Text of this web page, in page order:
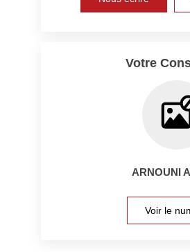
Votre
ARNOUNI
Voir le